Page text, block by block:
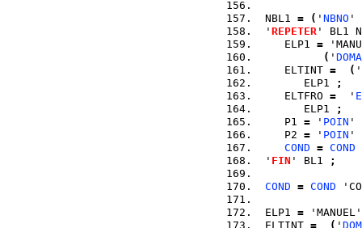
NBL1 = ( ' NBNO '
' REPETER ' BL1
    ELP1
=
( ' DOMA
    ELTINT
= ( '
       ELP1
;
    ELTFRO
=
  '
       ELP1
;
    P1
= ' POIN '
    P2
= ' POIN '
COND = COND
' FIN ' BL1 ;
COND = COND
ELP1 =
ELTINT = ( '